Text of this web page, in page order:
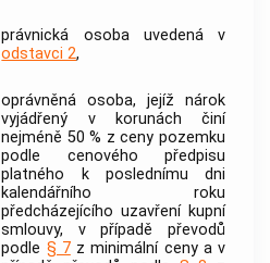
právnická osoba uvedená v
odstavci 2,
oprávněná osoba, jejíž nárok
vyjádřený v korunách činí
nejméně 50 % z ceny pozemku
podle cenového předpisu
platného k poslednímu dni
kalendářního roku
předcházejícího uzavření kupní
smlouvy, v případě převodů
podle § 7z minimální ceny a v